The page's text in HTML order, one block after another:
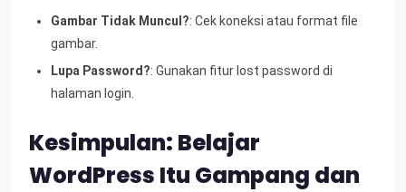
Gambar Tidak Muncul?: Cek koneksi atau format file
gambar.
Lupa Password?: Gunakan fitur lost password di
halaman login.
Kesimpulan: Belajar
WordPress Itu Gampang dan